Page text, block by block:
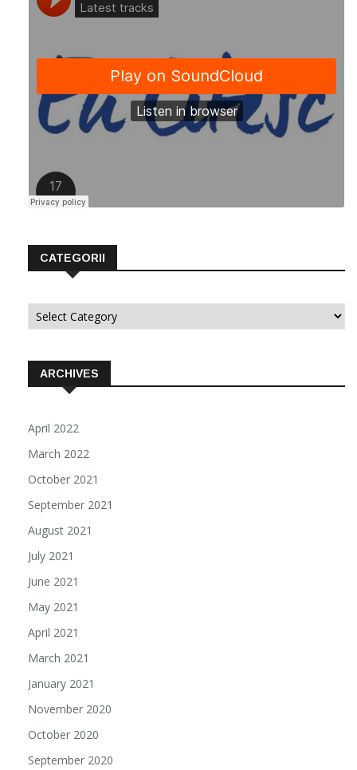
CATEGORII
Categorii
ARCHIVES
April 2022
March 2022
October 2021
September 2021
August 2021
July 2021
June 2021
May 2021
April 2021
March 2021
January 2021
November 2020
October 2020
September 2020